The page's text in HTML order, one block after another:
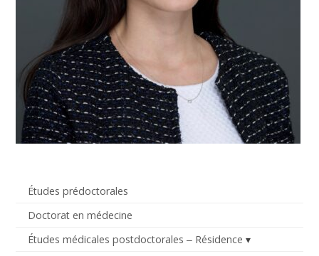
Études prédoctorales
Doctorat en médecine
Études médicales postdoctorales ‒ Résidence